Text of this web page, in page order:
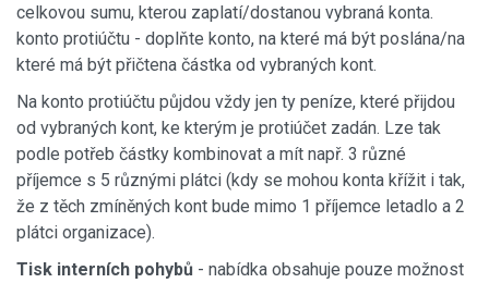
celkovou sumu, kterou zaplatí/dostanou vybraná konta.
konto protiúčtu - doplňte konto, na které má být poslána/na
které má být přičtena částka od vybraných kont.
Na konto protiúčtu půjdou vždy jen ty peníze, které přijdou
od vybraných kont, ke kterým je protiúčet zadán. Lze tak
podle potřeb částky kombinovat a mít např. 3 různé
příjemce s 5 různými plátci (kdy se mohou konta křížit i tak,
že z těch zmíněných kont bude mimo 1 příjemce letadlo a 2
plátci organizace).
Tisk interních pohybů - nabídka obsahuje pouze možnost